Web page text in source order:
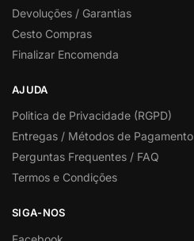
Devoluções / Garantias
Cesto Compras
Finalizar Encomenda
AJUDA
Politica de Privacidade (RGPD)
Entregas / Métodos de Pagamento
Perguntas Frequentes / FAQ
Termos e Condições
SIGA-NOS